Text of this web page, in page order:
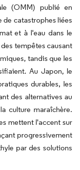
(OMM) publié en
de catastrophes liées
et à l'eau dans le
tempêtes causant
tandis que les
Au Japon, le
durables, les
des alternatives au
culture maraîchère.
mettent l'accent sur
progressivement
par des solutions